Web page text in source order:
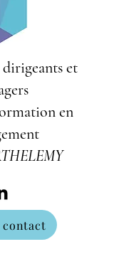
et
en
contact